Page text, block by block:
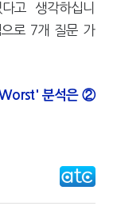
고 생각하십니
로 7개 질문 가
Worst' 분석은 ②